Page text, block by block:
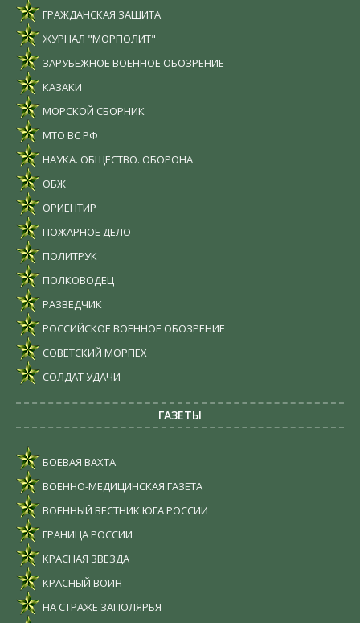
ГРАЖДАНСКАЯ ЗАЩИТА
ЖУРНАЛ "МОРПОЛИТ"
ЗАРУБЕЖНОЕ ВОЕННОЕ ОБОЗРЕНИЕ
КАЗАКИ
МОРСКОЙ СБОРНИК
МТО ВС РФ
НАУКА. ОБЩЕСТВО. ОБОРОНА
ОБЖ
ОРИЕНТИР
ПОЖАРНОЕ ДЕЛО
ПОЛИТРУК
ПОЛКОВОДЕЦ
РАЗВЕДЧИК
РОССИЙСКОЕ ВОЕННОЕ ОБОЗРЕНИЕ
СОВЕТСКИЙ МОРПЕХ
СОЛДАТ УДАЧИ
ГАЗЕТЫ
БОЕВАЯ ВАХТА
ВОЕННО-МЕДИЦИНСКАЯ ГАЗЕТА
ВОЕННЫЙ ВЕСТНИК ЮГА РОССИИ
ГРАНИЦА РОССИИ
КРАСНАЯ ЗВЕЗДА
КРАСНЫЙ ВОИН
НА СТРАЖЕ ЗАПОЛЯРЬЯ